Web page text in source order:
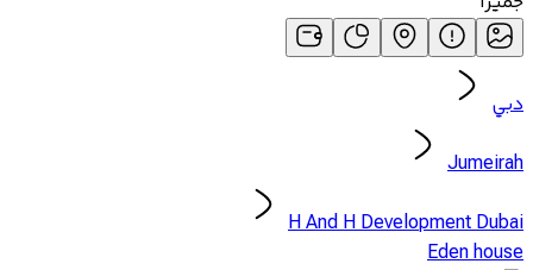
دبي
Jumeirah
H And H Development Dubai
Eden house